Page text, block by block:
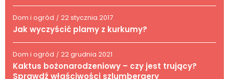
Dom i ogród / 22 stycznia 2017
Jak wyczyścić plamy z kurkumy?
Dom i ogród / 22 grudnia 2021
Kaktus bożonarodzeniowy – czy jest trujący?
Sprawdź właściwości szlumbergery